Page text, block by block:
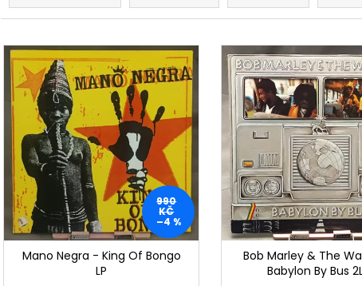
z
n
p
o
d
u
ů
V
ý
p
o
d
u
990
KČ
–4 %
Mano Negra - King Of Bongo
LP
Bob Marley & The
Babylon By Bus
MARTIN KRATOCHVÍL & JAZZ Q ‎–
HODOKVAS (FEASTING) LP
390 Kč
PINK FLOYD –
OF DAWN CD
290 Kč